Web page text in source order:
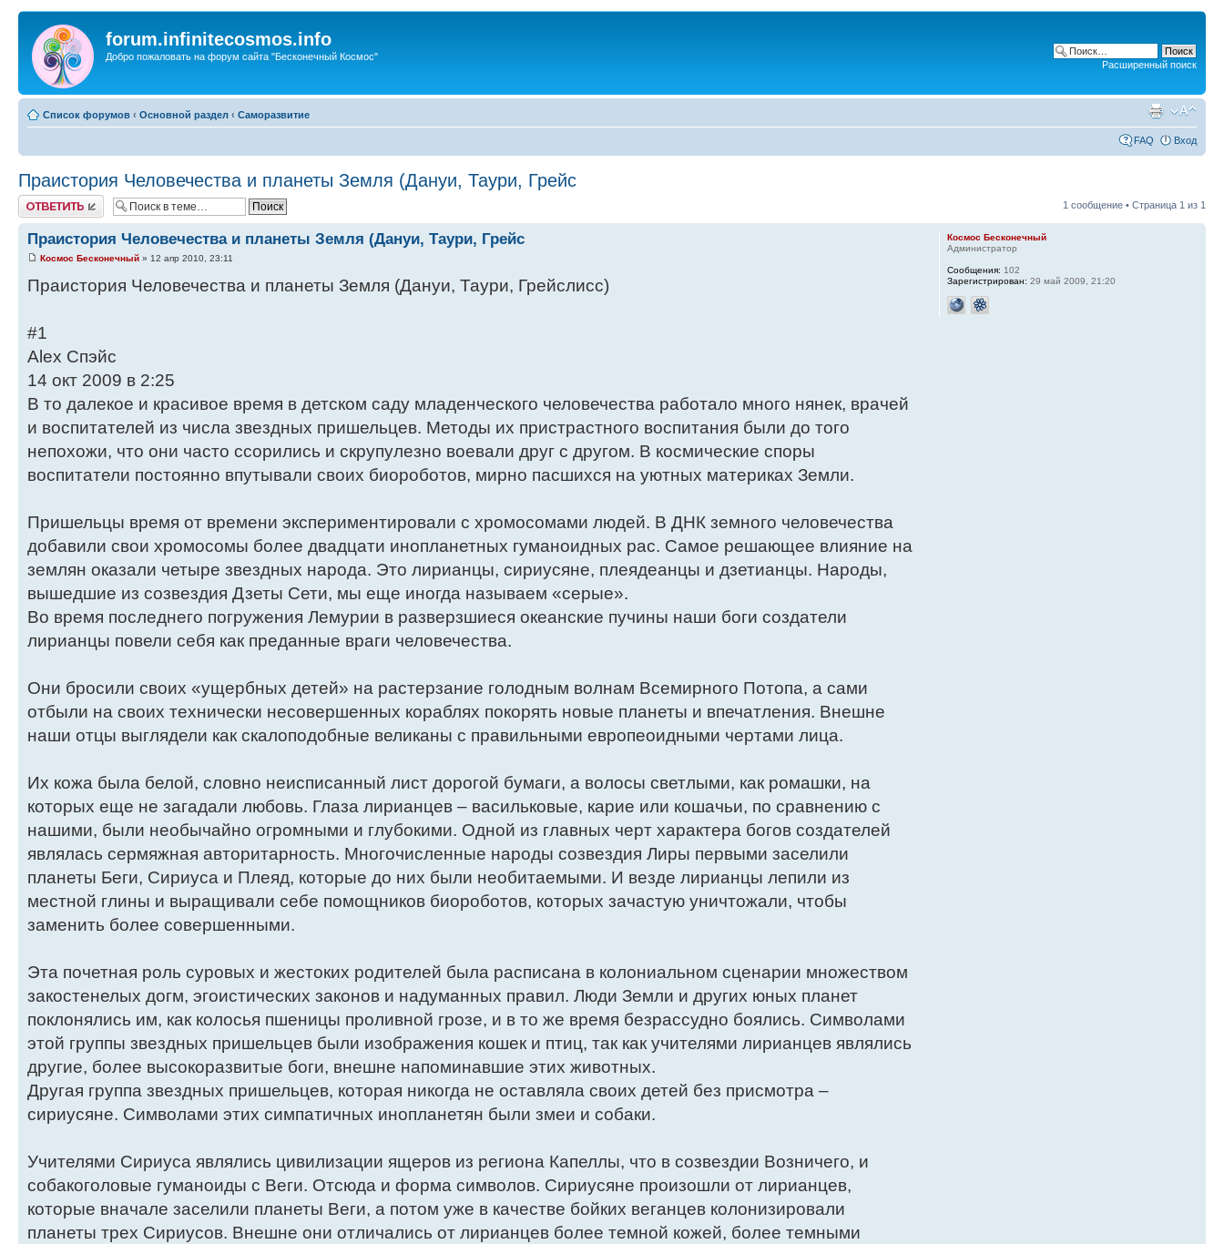
forum.infinitecosmos.info
Добро пожаловать на форум сайта "Бесконечный Космос"
Расширенный поиск
Список форумов ‹ Основной раздел ‹ Саморазвитие
FAQ Вход
Праистория Человечества и планеты Земля (Дануи, Таури, Грейс
Ответить 1 сообщение • Страница 1 из 1
Праистория Человечества и планеты Земля (Дануи, Таури, Грейс
Космос Бесконечный » 12 апр 2010, 23:11
Праистория Человечества и планеты Земля (Дануи, Таури, Грейслисс)
#1
Alex Спэйс
14 окт 2009 в 2:25
В то далекое и красивое время в детском саду младенческого человечества работало много нянек, врачей
и воспитателей из числа звездных пришельцев. Методы их пристрастного воспитания были до того
непохожи, что они часто ссорились и скрупулезно воевали друг с другом. В космические споры
воспитатели постоянно впутывали своих биороботов, мирно пасшихся на уютных материках Земли.
Пришельцы время от времени экспериментировали с хромосомами людей. В ДНК земного человечества
добавили свои хромосомы более двадцати инопланетных гуманоидных рас. Самое решающее влияние на
землян оказали четыре звездных народа. Это лирианцы, сириусяне, плеядеанцы и дзетианцы. Народы,
вышедшие из созвездия Дзеты Сети, мы еще иногда называем «серые».
Во время последнего погружения Лемурии в разверзшиеся океанские пучины наши боги создатели
лирианцы повели себя как преданные враги человечества.
Они бросили своих «ущербных детей» на растерзание голодным волнам Всемирного Потопа, а сами
отбыли на своих технически несовершенных кораблях покорять новые планеты и впечатления. Внешне
наши отцы выглядели как скалоподобные великаны с правильными европеоидными чертами лица.
Их кожа была белой, словно неисписанный лист дорогой бумаги, а волосы светлыми, как ромашки, на
которых еще не загадали любовь. Глаза лирианцев – васильковые, карие или кошачьи, по сравнению с
нашими, были необычайно огромными и глубокими. Одной из главных черт характера богов создателей
являлась сермяжная авторитарность. Многочисленные народы созвездия Лиры первыми заселили
планеты Беги, Сириуса и Плеяд, которые до них были необитаемыми. И везде лирианцы лепили из
местной глины и выращивали себе помощников биороботов, которых зачастую уничтожали, чтобы
заменить более совершенными.
Эта почетная роль суровых и жестоких родителей была расписана в колониальном сценарии множеством
закостенелых догм, эгоистических законов и надуманных правил. Люди Земли и других юных планет
поклонялись им, как колосья пшеницы проливной грозе, и в то же время безрассудно боялись. Символами
этой группы звездных пришельцев были изображения кошек и птиц, так как учителями лирианцев являлись
другие, более высокоразвитые боги, внешне напоминавшие этих животных.
Другая группа звездных пришельцев, которая никогда не оставляла своих детей без присмотра –
сириусяне. Символами этих симпатичных инопланетян были змеи и собаки.
Учителями Сириуса являлись цивилизации ящеров из региона Капеллы, что в созвездии Возничего, и
собакоголовые гуманоиды с Веги. Отсюда и форма символов. Сириусяне произошли от лирианцев,
которые вначале заселили планеты Веги, а потом уже в качестве бойких веганцев колонизировали
планеты трех Сириусов. Внешне они отличались от лирианцев более темной кожей, более темными
Космос Бесконечный
Администратор
Сообщения: 102
Зарегистрирован: 29 май 2009, 21:20